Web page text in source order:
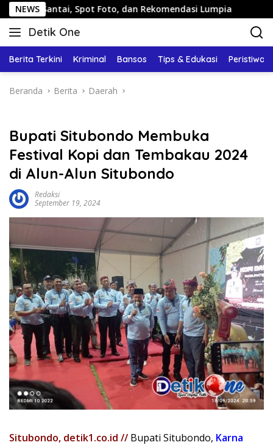
Langsung
ke
konten
NEWS
Spot Foto, dan Rekomendasi Lumpia Panduan
Detik One
Tajam
Fakta
Berita Terkini Kriminal Bansos Tips & Edukasi Peristiwa
Beranda Berita Daerah
Bupati Situbondo Membuka
Festival Kopi dan Tembakau 2024
di Alun-Alun Situbondo
Redaksi
September 19, 2024
Situbondo, detik1.co.id // Bupati Situbondo, Karna